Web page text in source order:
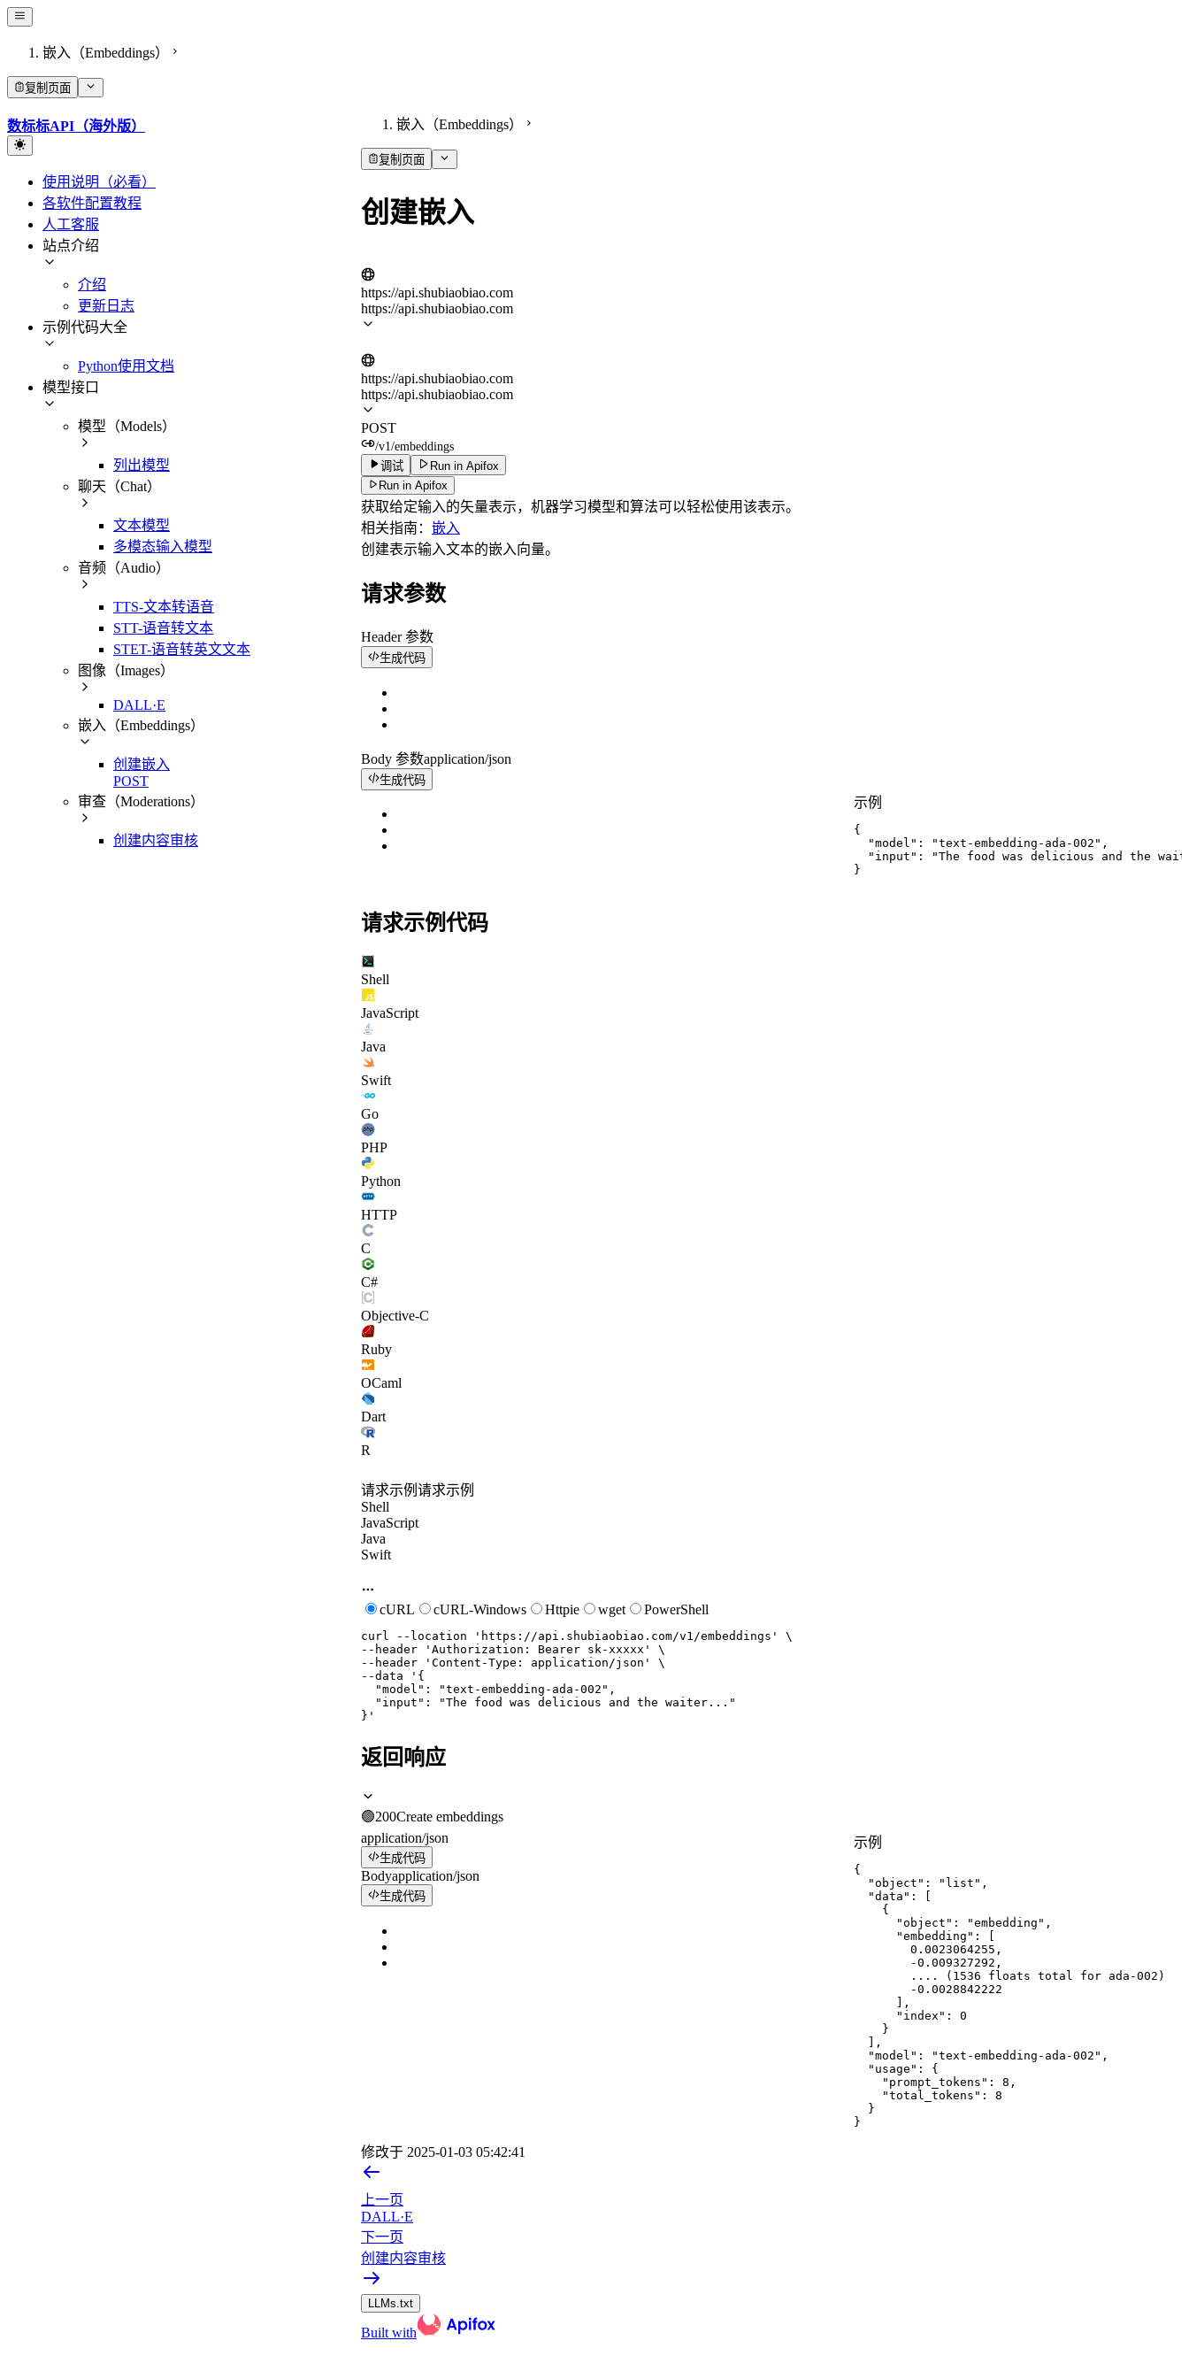
嵌入（Embeddings）
复制页面
数标标API（海外版）
使用说明（必看）
各软件配置教程
人工客服
站点介绍
介绍
更新日志
示例代码大全
Python使用文档
模型接口
模型（Models）
列出模型
聊天（Chat）
文本模型
多模态输入模型
音频（Audio）
TTS-文本转语音
STT-语音转文本
STET-语音转英文文本
图像（Images）
DALL·E
嵌入（Embeddings）
创建嵌入
POST
审查（Moderations）
创建内容审核
嵌入（Embeddings）
复制页面
创建嵌入
https://api.shubiaobiao.com
https://api.shubiaobiao.com
https://api.shubiaobiao.com
https://api.shubiaobiao.com
POST
/v1/embeddings
调试
Run in Apifox
Run in Apifox
获取给定输入的矢量表示，机器学习模型和算法可以轻松使用该表示。
相关指南： 嵌入
创建表示输入文本的嵌入向量。
请求参数
Header 参数
生成代码
Body 参数application/json
生成代码
示例
{
"model" : "text-embedding-ada-002" ,
"input" :
"The food was delicious and the
}
请求示例代码
Shell
JavaScript
Java
Swift
Go
PHP
Python
HTTP
C
C#
Objective-C
Ruby
OCaml
Dart
R
请求示例 请求示例
Shell
JavaScript
Java
Swift
cURL cURL-Windows Httpie wget PowerShell
curl --location 'https://api.shubiaobiao.com/v1/embeddings'
--header
'Authorization: Bearer sk-xxxxx'
--header
'Content-Type: application/json'
--data
'{
  "model": "text-embedding-ada-002",
  "input": "The food was delicious and the waiter..."
}'
返回响应
🟢200Create embeddings
application/json
生成代码
Bodyapplication/json
生成代码
示例
{
"object" : "list" ,
"data" :
{
"object" : "embedding" ,
"embedding" :
0.0023064255 ,
-0.009327292 ,
        .... (
1536 floats total for ada -002 )
-0.0028842222
,
"index" :
0
}
,
"model" : "text-embedding-ada-002" ,
"usage" :
{
"prompt_tokens" : 8 ,
"total_tokens" :
8
}
}
修改于 2025-01-03 05:42:41
上一页
DALL·E
下一页
创建内容审核
LLMs.txt
Built with